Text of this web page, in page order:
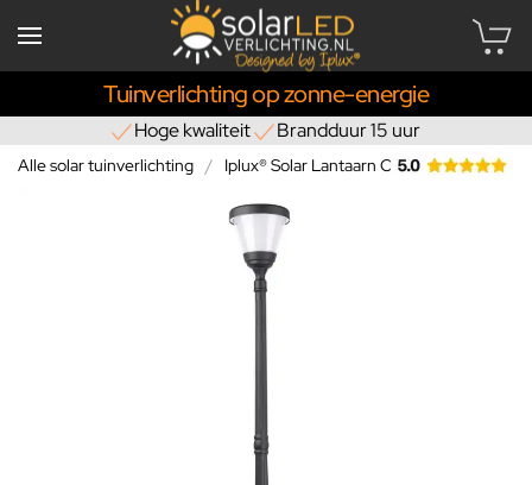
Tuinverlichting op zonne-energie
Hoge kwaliteit Brandduur 15 uur
Alle solar tuinverlichting Iplux® Solar Lantaarn Oslo 200cm